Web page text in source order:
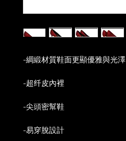
-綢緞材質鞋面更顯優雅與光澤
-超纤皮內裡
-尖頭密幫鞋
-易穿脫設計